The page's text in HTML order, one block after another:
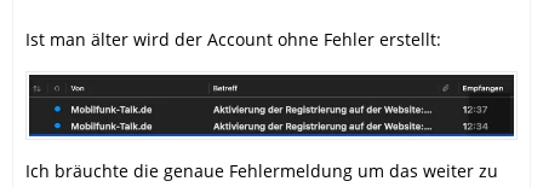
Ist man älter wird der Account ohne Fehler erstellt:
Ich bräuchte die genaue Fehlermeldung um das weiter zu